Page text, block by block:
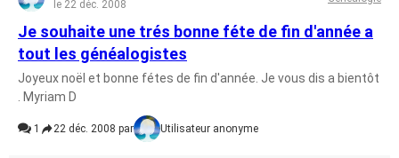
le 22 déc. 2008
Je souhaite une trés bonne féte de fin d'année a
tout les généalogistes
Joyeux noël et bonne fétes de fin d'année. Je vous dis a bientôt
. Myriam D
1 22 déc. 2008 par Utilisateur anonyme